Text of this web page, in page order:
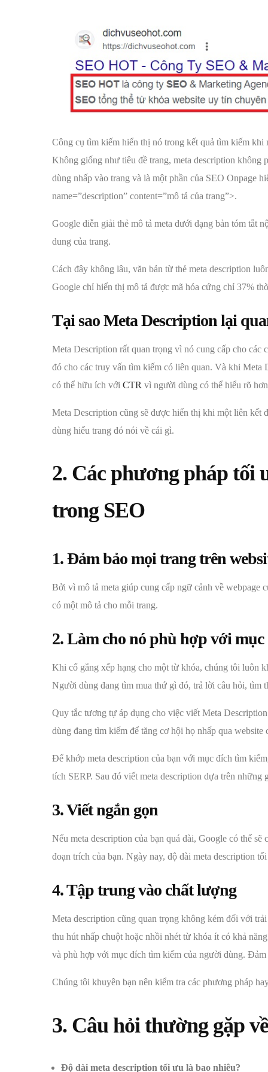
Công cụ tìm kiếm hiển thị nó trong kết quả tìm kiếm
Không giống như tiêu đề trang, meta description
dùng nhấp vào trang và là một phần của SEO Onpage
name=”description” content=”mô tả của trang”>.
Google diễn giải thẻ mô tả meta dưới dạng bản tóm tắt
dung của trang.
Cách đây không lâu, văn bản từ thẻ meta description
Google chỉ hiển thị mô tả được mã hóa cứng chỉ 37%
Tại sao Meta Description lại
Meta Description rất quan trọng vì nó cung cấp cho
đó cho các truy vấn tìm kiếm có liên quan. Và khi Meta
có thể hữu ích với CTR vì người dùng có thể hiểu rõ
Meta Description cũng sẽ được hiển thị khi một liên kết
dùng hiểu trang đó nói về cái gì.
2. Các phương pháp tối
trong SEO
1. Đảm bảo mọi trang trên
Bởi vì mô tả meta giúp cung cấp ngữ cảnh về webpage
có một mô tả cho mỗi trang.
2. Làm cho nó phù hợp với
Khi cố gắng xếp hạng cho một từ khóa, chúng tôi luôn
Người dùng đang tìm mua thứ gì đó, trả lời câu hỏi, tìm
Quy tắc tương tự áp dụng cho việc viết Meta
dùng đang tìm kiếm để tăng cơ hội họ nhấp qua website
Để khớp meta description của bạn với mục đích tìm
tích SERP. Sau đó viết meta description dựa trên
3. Viết ngắn gọn
Nếu meta description của bạn quá dài, Google có thể
đoạn trích của bạn. Ngày nay, độ dài meta description
4. Tập trung vào chất lượng
Meta description cũng quan trọng không kém đối với
thu hút nhấp chuột hoặc nhồi nhét từ khóa ít có khả
và phù hợp với mục đích tìm kiếm của người dùng.
Chúng tôi khuyên bạn nên kiểm tra các phương pháp
3. Câu hỏi thường gặp
Độ dài meta description tối ưu là bao nhiêu?